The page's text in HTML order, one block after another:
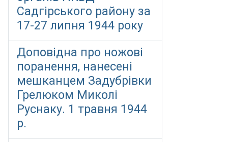
Садгірського району за
17-27 липня 1944 року
Доповідна про ножові
поранення, нанесені
мешканцем Задубрівки
Грелюком Миколі
Руснаку. 1 травня 1944
р.